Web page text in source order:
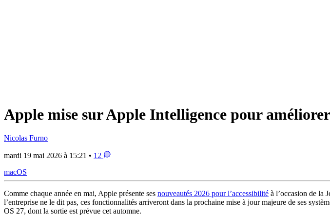
Apple mise sur Apple Intelligence pour améliorer
Nicolas Furno
mardi 19 mai 2026 à 15:21 • 12
macOS
Comme chaque année en mai, Apple présente ses nouveautés 2026 pour l’accessibilité à l’occasion de la
l’entreprise ne le dit pas, ces fonctionnalités arriveront dans la prochaine mise à jour majeure de ses
OS 27, dont la sortie est prévue cet automne.